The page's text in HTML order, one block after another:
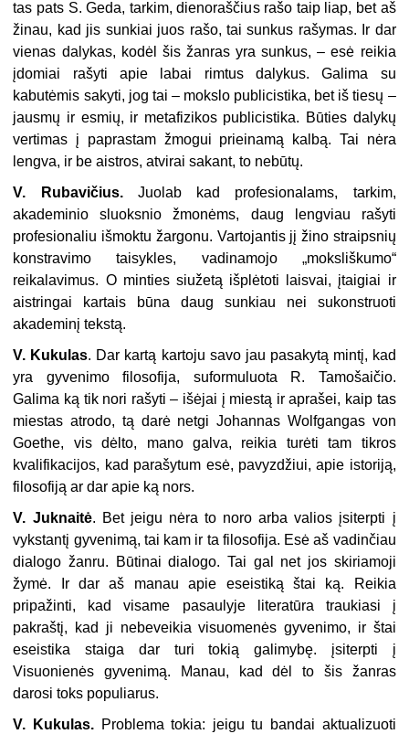
tas pats S. Geda, tarkim, dienoraščius rašo taip liap, bet aš
žinau, kad jis sunkiai juos rašo, tai sunkus rašymas. Ir dar
vienas dalykas, kodėl šis žanras yra sunkus, – esė reikia
įdomiai rašyti apie labai rimtus dalykus. Galima su
kabutėmis sakyti, jog tai – mokslo publicistika, bet iš tiesų –
jausmų ir esmių, ir metafizikos publicistika. Būties dalykų
vertimas į paprastam žmogui prieinamą kalbą. Tai nėra
lengva, ir be aistros, atvirai sakant, to nebūtų.
V. Rubavičius.Juolab kad profesionalams, tarkim,
akademinio sluoksnio žmonėms, daug lengviau rašyti
profesionaliu išmoktu žargonu. Vartojantis jį žino straipsnių
konstravimo taisykles, vadinamojo „moksliškumo“
reikalavimus. O minties siužetą išplėtoti laisvai, įtaigiai ir
aistringai kartais būna daug sunkiau nei sukonstruoti
akademinį tekstą.
V. Kukulas. Dar kartą kartoju savo jau pasakytą mintį, kad
yra gyvenimofilosofija, suformuluota R. Tamošaičio.
Galima ką tik nori rašyti – išėjai į miestą ir aprašei, kaip tas
miestas atrodo, tą darė netgi Johannas Wolfgangas von
Goethe, vis dėlto, mano galva, reikia turėti tam tikros
kvalifikacijos, kad parašytum esė, pavyzdžiui, apie istoriją,
filosofiją ar dar apie ką nors.
V. Juknaitė. Bet jeigu nėra to noro arba valios įsiterpti į
vykstantį gyvenimą, tai kam ir ta filosofija. Esė aš vadinčiau
dialogo žanru. Būtinai dialogo. Tai gal net jos skiriamoji
žymė. Ir dar aš manau apie eseistiką štai ką. Reikia
pripažinti, kad visame pasaulyje literatūra traukiasi į
pakraštį, kad ji nebeveikia visuomenės gyvenimo, ir štai
eseistika staiga dar turi tokią galimybę. įsiterpti į
Visuonienės gyvenimą. Manau, kad dėl to šis žanras
darosi toks populiarus.
V. Kukulas. Problema tokia: jeigu tu bandai aktualizuoti